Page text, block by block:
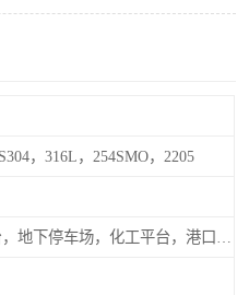
，316L，254SMO，2205